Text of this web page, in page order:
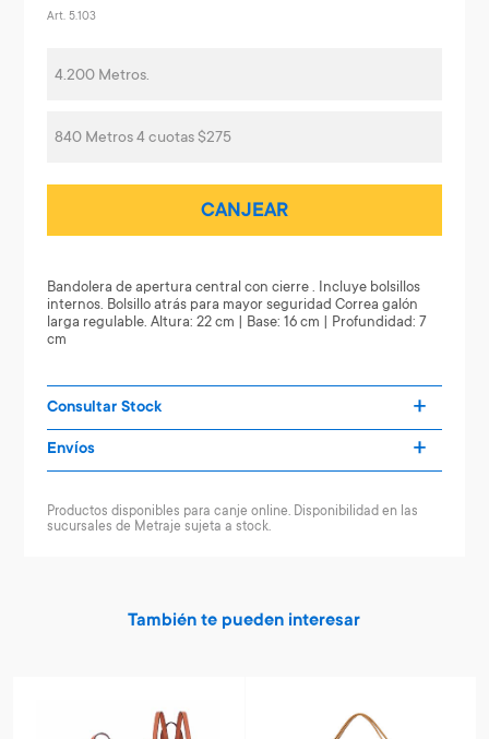
Art. 5.103
4.200 Metros.
840 Metros 4 cuotas $275
CANJEAR
Bandolera de apertura central con cierre . Incluye bolsillos
internos. Bolsillo atrás para mayor seguridad Correa galón
larga regulable. Altura: 22 cm | Base: 16 cm | Profundidad: 7
cm
Consultar Stock
Envíos
Productos disponibles para canje online. Disponibilidad en las
sucursales de Metraje sujeta a stock.
También te pueden interesar